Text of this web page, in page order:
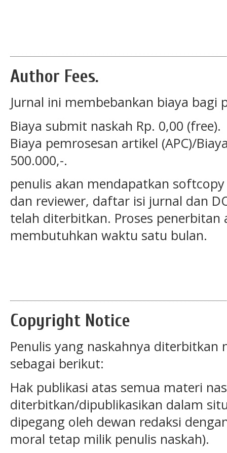
Author Fees.
Jurnal ini membebankan biaya bagi
Biaya submit naskah Rp. 0,00 (free).
Biaya pemrosesan artikel (APC)/
500.000,-.
penulis akan mendapatkan
dan reviewer, daftar isi jurnal dan
telah diterbitkan. Proses
membutuhkan waktu satu bulan.
Copyright Notice
Penulis yang naskahnya diterbitkan
sebagai berikut:
Hak publikasi atas semua materi
diterbitkan/dipublikasikan dalam
dipegang oleh dewan redaksi
moral tetap milik penulis naskah).